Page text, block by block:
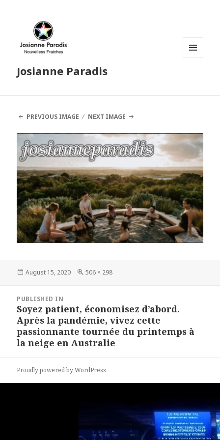
Josianne Paradis
PREVIOUS IMAGE NEXT IMAGE
Posted
August 15, 2020
Full
506 × 298
navigation
PUBLISHED IN
Soyez patient, économisez d’abord.
Après la pandémie, vivez cette
passionnante tournée du printemps à
la neige en Australie
Proudly powered by WordPress